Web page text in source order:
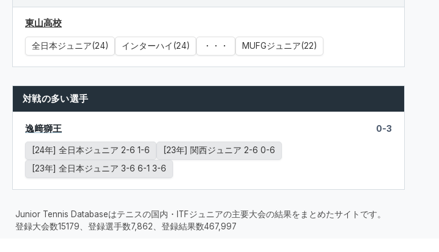
東山高校
全日本ジュニア(24) インターハイ(24) ・・・ MUFGジュニア(22)
対戦の多い選手
逸﨑獅王 0-3
[24年] 全日本ジュニア 2-6 1-6
[23年] 関西ジュニア 2-6 0-6
[23年] 全日本ジュニア 3-6 6-1 3-6
Junior Tennis Databaseはテニスの国内・ITFジュニアの主要大会の結果をまとめたサイトです。
登録大会数15179、登録選手数7,862、登録結果数467,997